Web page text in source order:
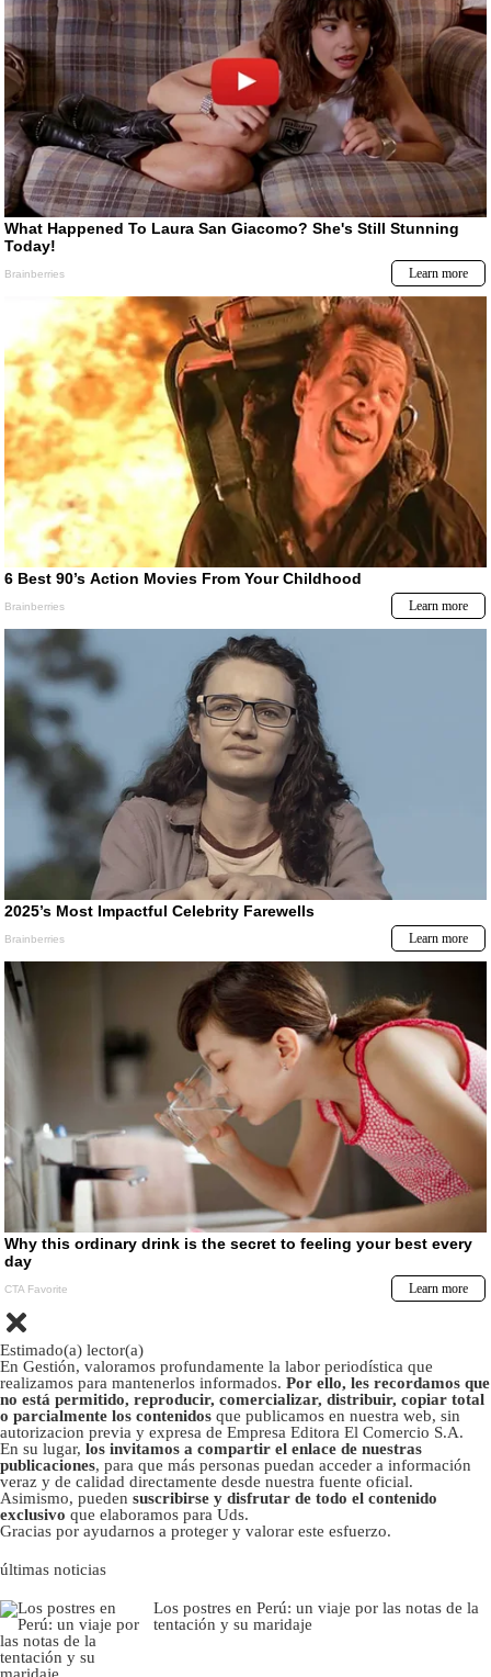
Estimado(a) lector(a)
En Gestión, valoramos profundamente la labor periodística que
realizamos para mantenerlos informados. Por ello, les recordamos que
no está permitido, reproducir, comercializar, distribuir, copiar total
o parcialmente los contenidos que publicamos en nuestra web, sin
autorizacion previa y expresa de Empresa Editora El Comercio S.A.
En su lugar, los invitamos a compartir el enlace de nuestras
publicaciones, para que más personas puedan acceder a información
veraz y de calidad directamente desde nuestra fuente oficial.
Asimismo, pueden suscribirse y disfrutar de todo el contenido
exclusivo que elaboramos para Uds.
Gracias por ayudarnos a proteger y valorar este esfuerzo.
últimas noticias
Los postres en Perú: un viaje por las notas de la
tentación y su maridaje